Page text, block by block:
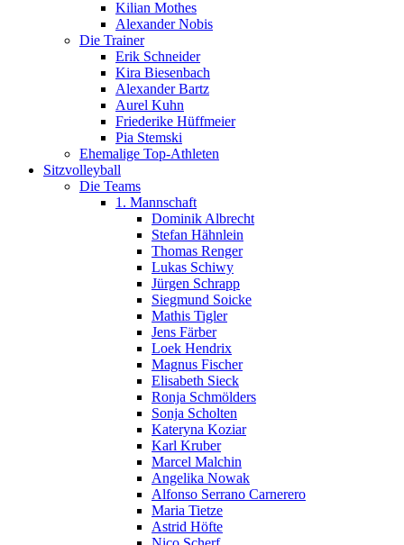
Kilian Mothes
Alexander Nobis
Die Trainer
Erik Schneider
Kira Biesenbach
Alexander Bartz
Aurel Kuhn
Friederike Hüffmeier
Pia Stemski
Ehemalige Top-Athleten
Sitzvolleyball
Die Teams
1. Mannschaft
Dominik Albrecht
Stefan Hähnlein
Thomas Renger
Lukas Schiwy
Jürgen Schrapp
Siegmund Soicke
Mathis Tigler
Jens Färber
Loek Hendrix
Magnus Fischer
Elisabeth Sieck
Ronja Schmölders
Sonja Scholten
Kateryna Koziar
Karl Kruber
Marcel Malchin
Angelika Nowak
Alfonso Serrano Carnerero
Maria Tietze
Astrid Höfte